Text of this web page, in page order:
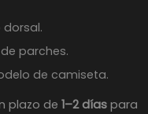
dorsal.
parches.
de camiseta.
plazo de 1–2 días para